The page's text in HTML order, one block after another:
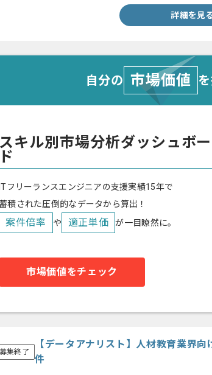
詳細を見
自分の 市場価値
スキル別市場分析ダッシュボー
ド
フリーランスエンジニアの支援実績15年で
蓄積された圧倒的なデータから算出！
案件倍率 や 適正単価 が一目瞭然に。
市場価値をチェック
募集終了
【データアナリスト】人材教育業界
件